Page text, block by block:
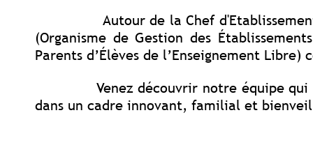
Autour de la Chef d'Etablissement, les
(Organisme de Gestion des
Parents d’Élèves de l’Enseignement
Venez découvrir notre équipe qui
dans un cadre innovant, familial et